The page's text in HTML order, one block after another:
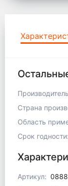
Страна
Область
Срок годности:
Артикул: